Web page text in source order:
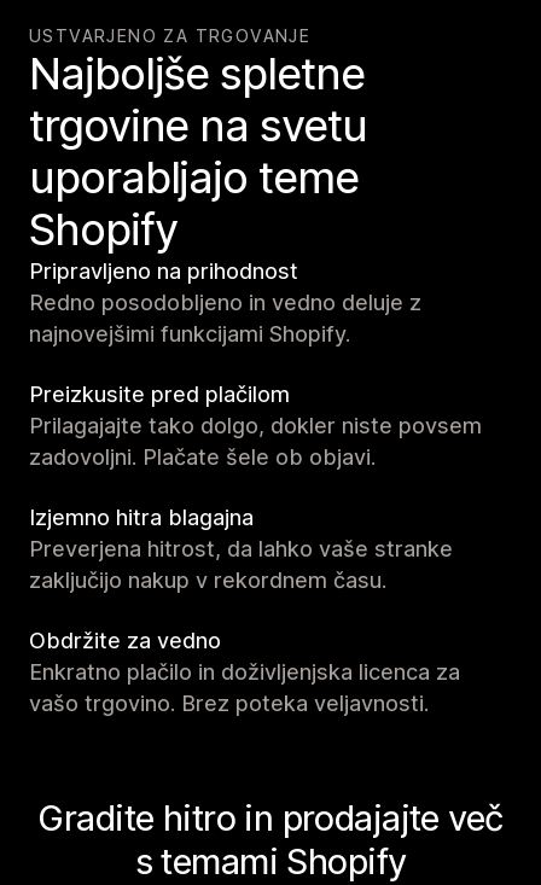
USTVARJENO ZA TRGOVANJE
Najboljše spletne
trgovine na svetu
uporabljajo teme
Shopify
Pripravljeno na prihodnost
Redno posodobljeno in vedno deluje z
najnovejšimi funkcijami Shopify.
Preizkusite pred plačilom
Prilagajajte tako dolgo, dokler niste povsem
zadovoljni. Plačate šele ob objavi.
Izjemno hitra blagajna
Preverjena hitrost, da lahko vaše stranke
zaključijo nakup v rekordnem času.
Obdržite za vedno
Enkratno plačilo in doživljenjska licenca za
vašo trgovino. Brez poteka veljavnosti.
Gradite hitro in prodajajte več
s temami Shopify